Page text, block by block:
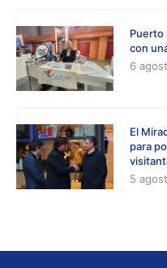
Puerto
con
6
El
para
5